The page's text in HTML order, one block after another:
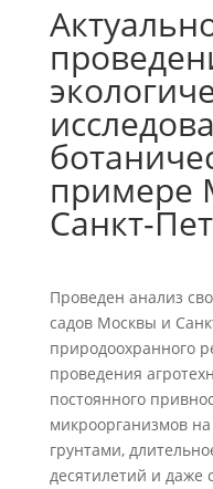
примере
Санкт-
Проведен анализ
садов Москвы и
природоохранного
проведения
постоянного
микроорганизмов
грунтами,
десятилетий и даже